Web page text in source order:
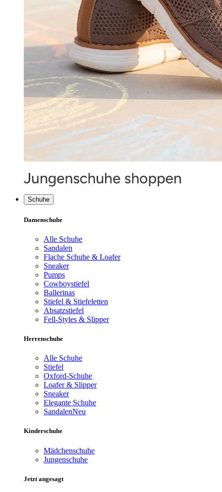
Schuhe
Damenschuhe
Alle Schuhe
Sandalen
Flache Schuhe & Loafer
Sneaker
Pumps
Cowboystiefel
Ballerinas
Stiefel & Stiefeletten
Absatzstiefel
Fell-Styles & Slipper
Herrenschuhe
Alle Schuhe
Stiefel
Oxford-Schuhe
Loafer & Slipper
Sneaker
Elegante Schuhe
SandalenNeu
Kinderschuhe
Mädchenschuhe
Jungenschuhe
Jetzt angesagt